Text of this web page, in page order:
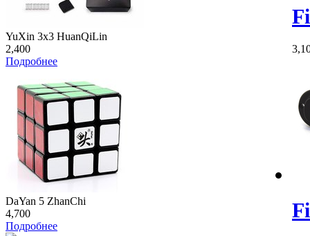
YuXin 3x3 HuanQiLin
2,400
Подробнее
DaYan 5 ZhanChi
4,700
Подробнее